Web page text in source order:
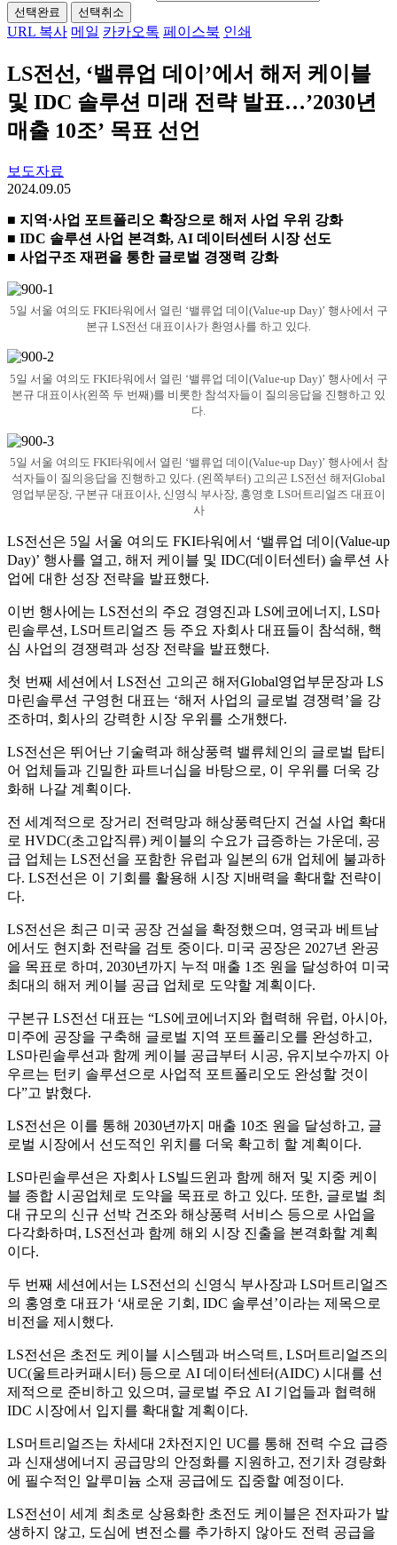
선택완료 선택취소
URL 복사 메일 카카오톡 페이스북 인쇄
LS전선, ‘밸류업 데이’에서 해저 케이블
및 IDC 솔루션 미래 전략 발표…’2030년
매출 10조’ 목표 선언
보도자료
2024.09.05
■ 지역·사업 포트폴리오 확장으로 해저 사업 우위 강화
■ IDC 솔루션 사업 본격화, AI 데이터센터 시장 선도
■ 사업구조 재편을 통한 글로벌 경쟁력 강화
5일 서울 여의도 FKI타워에서 열린 ‘밸류업 데이(Value-up Day)’ 행사에서 구
본규 LS전선 대표이사가 환영사를 하고 있다.
5일 서울 여의도 FKI타워에서 열린 ‘밸류업 데이(Value-up Day)’ 행사에서 구
본규 대표이사(왼쪽 두 번째)를 비롯한 참석자들이 질의응답을 진행하고 있
다.
5일 서울 여의도 FKI타워에서 열린 ‘밸류업 데이(Value-up Day)’ 행사에서 참
석자들이 질의응답을 진행하고 있다. (왼쪽부터) 고의곤 LS전선 해저Global
영업부문장, 구본규 대표이사, 신영식 부사장, 홍영호 LS머트리얼즈 대표이
사
LS전선은 5일 서울 여의도 FKI타워에서 ‘밸류업 데이(Value-up
Day)’ 행사를 열고, 해저 케이블 및 IDC(데이터센터) 솔루션 사
업에 대한 성장 전략을 발표했다.
이번 행사에는 LS전선의 주요 경영진과 LS에코에너지, LS마
린솔루션, LS머트리얼즈 등 주요 자회사 대표들이 참석해, 핵
심 사업의 경쟁력과 성장 전략을 발표했다.
첫 번째 세션에서 LS전선 고의곤 해저Global영업부문장과 LS
마린솔루션 구영헌 대표는 ‘해저 사업의 글로벌 경쟁력’을 강
조하며, 회사의 강력한 시장 우위를 소개했다.
LS전선은 뛰어난 기술력과 해상풍력 밸류체인의 글로벌 탑티
어 업체들과 긴밀한 파트너십을 바탕으로, 이 우위를 더욱 강
화해 나갈 계획이다.
전 세계적으로 장거리 전력망과 해상풍력단지 건설 사업 확대
로 HVDC(초고압직류) 케이블의 수요가 급증하는 가운데, 공
급 업체는 LS전선을 포함한 유럽과 일본의 6개 업체에 불과하
다. LS전선은 이 기회를 활용해 시장 지배력을 확대할 전략이
다.
LS전선은 최근 미국 공장 건설을 확정했으며, 영국과 베트남
에서도 현지화 전략을 검토 중이다. 미국 공장은 2027년 완공
을 목표로 하며, 2030년까지 누적 매출 1조 원을 달성하여 미국
최대의 해저 케이블 공급 업체로 도약할 계획이다.
구본규 LS전선 대표는 “LS에코에너지와 협력해 유럽, 아시아,
미주에 공장을 구축해 글로벌 지역 포트폴리오를 완성하고,
LS마린솔루션과 함께 케이블 공급부터 시공, 유지보수까지 아
우르는 턴키 솔루션으로 사업적 포트폴리오도 완성할 것이
다”고 밝혔다.
LS전선은 이를 통해 2030년까지 매출 10조 원을 달성하고, 글
로벌 시장에서 선도적인 위치를 더욱 확고히 할 계획이다.
LS마린솔루션은 자회사 LS빌드윈과 함께 해저 및 지중 케이
블 종합 시공업체로 도약을 목표로 하고 있다. 또한, 글로벌 최
대 규모의 신규 선박 건조와 해상풍력 서비스 등으로 사업을
다각화하며, LS전선과 함께 해외 시장 진출을 본격화할 계획
이다.
두 번째 세션에서는 LS전선의 신영식 부사장과 LS머트리얼즈
의 홍영호 대표가 ‘새로운 기회, IDC 솔루션’이라는 제목으로
비전을 제시했다.
LS전선은 초전도 케이블 시스템과 버스덕트, LS머트리얼즈의
UC(울트라커패시터) 등으로 AI 데이터센터(AIDC) 시대를 선
제적으로 준비하고 있으며, 글로벌 주요 AI 기업들과 협력해
IDC 시장에서 입지를 확대할 계획이다.
LS머트리얼즈는 차세대 2차전지인 UC를 통해 전력 수요 급증
과 신재생에너지 공급망의 안정화를 지원하고, 전기차 경량화
에 필수적인 알루미늄 소재 공급에도 집중할 예정이다.
LS전선이 세계 최초로 상용화한 초전도 케이블은 전자파가 발
생하지 않고, 도심에 변전소를 추가하지 않아도 전력 공급을